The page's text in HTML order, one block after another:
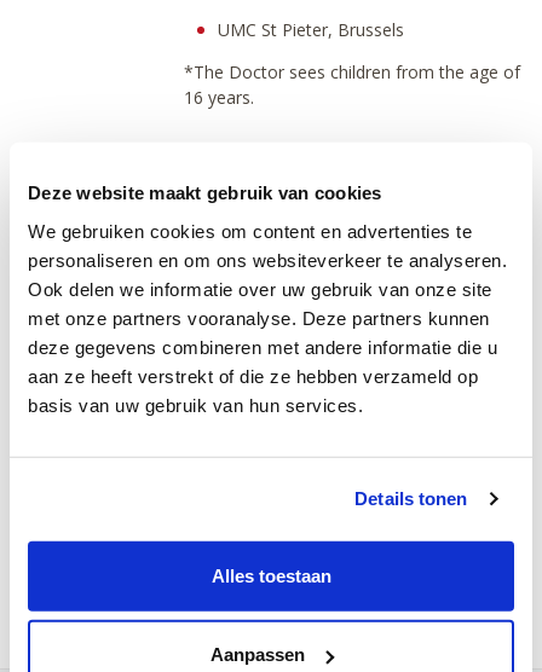
Deze website maakt gebruik van cookies
We gebruiken cookies om content en advertenties te
personaliseren en om ons websiteverkeer te analyseren.
Ook delen we informatie over uw gebruik van onze site
met onze partners vooranalyse. Deze partners kunnen
deze gegevens combineren met andere informatie die u
aan ze heeft verstrekt of die ze hebben verzameld op
basis van uw gebruik van hun services.
Details tonen
Alles toestaan
Aanpassen
UMC St Pieter, Brussels
*The Doctor sees children from the age of
16 years.
Wezembeek-Oppem: Neurology - EMG
Monday
Tuesday
Wednesday
Thursday
Make an appointment online